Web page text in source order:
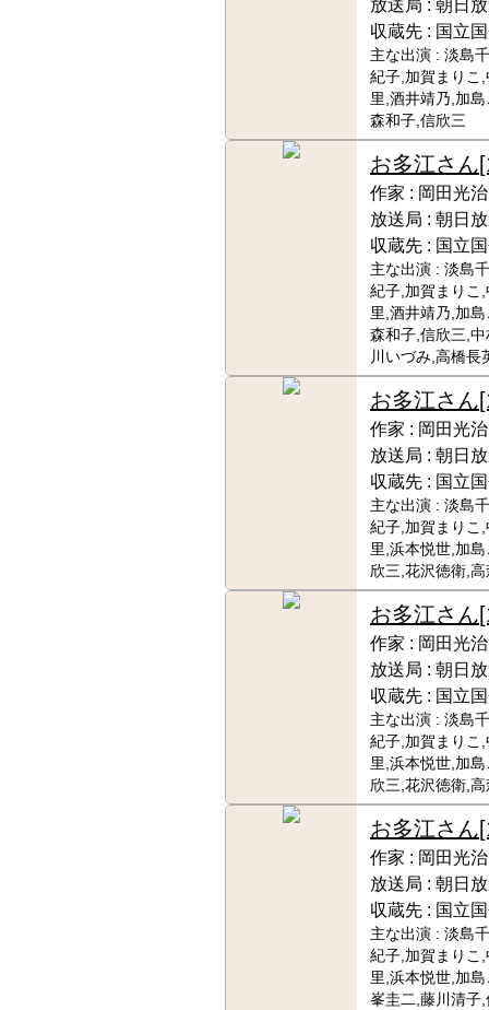
放送局 : 朝日
収蔵先 : 国立
主な出演 : 淡島
紀子,加賀まりこ
里,酒井靖乃,加
森和子,信欣三
お多江さん
作家 : 岡田光治
放送局 : 朝日
収蔵先 : 国立
主な出演 : 淡島
紀子,加賀まりこ
里,酒井靖乃,加
森和子,信欣三,
川いづみ,高橋長
お多江さん
作家 : 岡田光治
放送局 : 朝日
収蔵先 : 国立
主な出演 : 淡島
紀子,加賀まりこ
里,浜本悦世,加
欣三,花沢徳衛,
お多江さん
作家 : 岡田光治
放送局 : 朝日
収蔵先 : 国立
主な出演 : 淡島
紀子,加賀まりこ
里,浜本悦世,加
欣三,花沢徳衛,
お多江さん
作家 : 岡田光治
放送局 : 朝日
収蔵先 : 国立
主な出演 : 淡島
紀子,加賀まりこ
里,浜本悦世,加
峯圭二,藤川清子